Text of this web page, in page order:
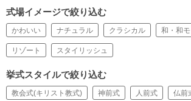
式場イメージで絞り込む
かわいい ナチュラル クラシカル 和・和
リゾート スタイリッシュ
挙式スタイルで絞り込む
教会式(キリスト教式) 神前式 人前式 仏前